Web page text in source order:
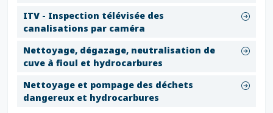
ITV - Inspection télévisée des
canalisations par caméra
Nettoyage, dégazage, neutralisation de
cuve à fioul et hydrocarbures
Nettoyage et pompage des déchets
dangereux et hydrocarbures